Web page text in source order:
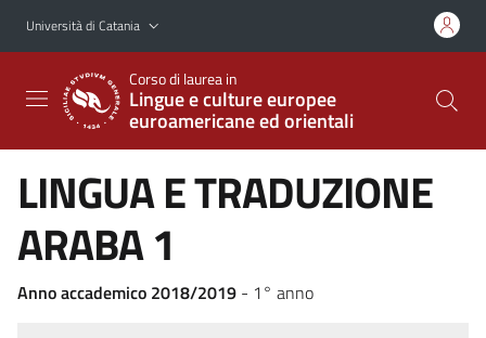
Vai al contenuto principale
Vai al menu di navigazione
Università di Catania
Corso di laurea in
Lingue e culture europee
euroamericane ed orientali
LINGUA E TRADUZIONE
ARABA 1
Anno accademico 2018/2019 - 1° anno